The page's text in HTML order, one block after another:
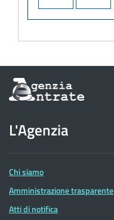
Informazioni
sul
dell'Agenzia
delle
Entrate
L'Agenzia
Chi siamo
Amministrazione trasparente
Atti di notifica